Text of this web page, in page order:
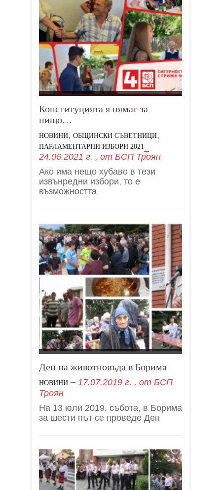
Конституцията я нямат за
нищо…
НОВИНИ, ОБЩИНСКИ СЪВЕТНИЦИ,
ПАРЛАМЕНТАРНИ ИЗБОРИ 2021
24.06.2021 г. , от БСП Троян
Ако има нещо хубаво в тези
извънредни избори, то е
възможността
Ден на животновъда в Борима
НОВИНИ 17.07.2019 г. , от БСП
Троян
На 13 юли 2019, събота, в Борима
за шести път се проведе Ден